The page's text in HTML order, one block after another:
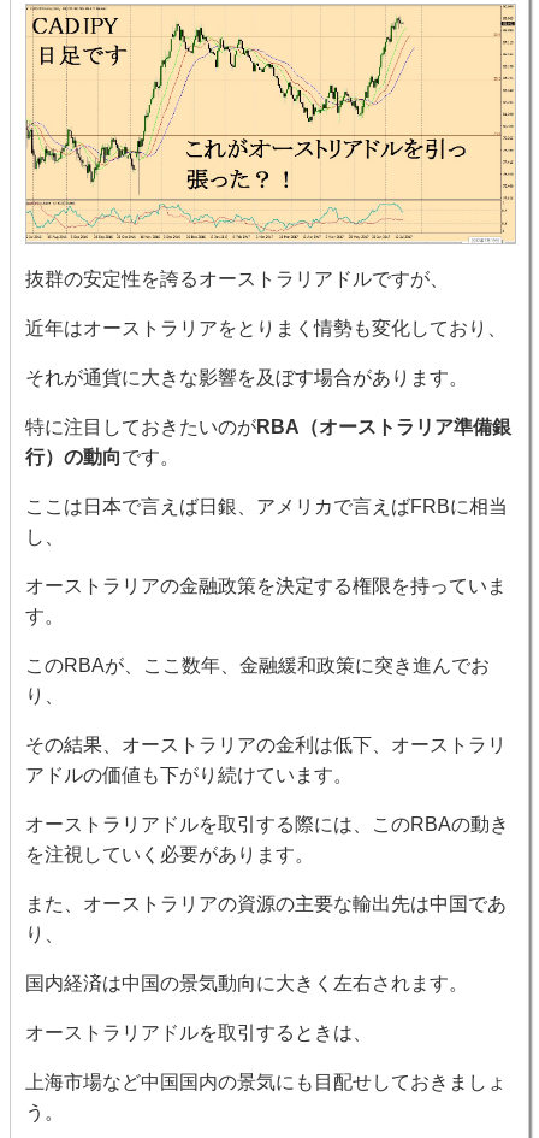
抜群の安定性を誇るオーストラリアドルですが、
近年はオーストラリアをとりまく情勢も変化しており、
それが通貨に大きな影響を及ぼす場合があります。
特に注目しておきたいのがRBA（オーストラリア準備銀
行）の動向です。
ここは日本で言えば日銀、アメリカで言えばFRBに相当
し、
オーストラリアの金融政策を決定する権限を持っていま
す。
このRBAが、ここ数年、金融緩和政策に突き進んでお
り、
その結果、オーストラリアの金利は低下、オーストラリ
アドルの価値も下がり続けています。
オーストラリアドルを取引する際には、このRBAの動き
を注視していく必要があります。
また、オーストラリアの資源の主要な輸出先は中国であ
り、
国内経済は中国の景気動向に大きく左右されます。
オーストラリアドルを取引するときは、
上海市場など中国国内の景気にも目配せしておきましょ
う。